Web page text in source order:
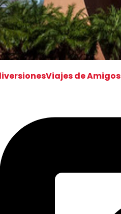
Viajes de Amigos